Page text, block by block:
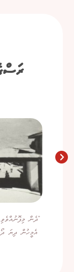
"ދެން
އެމީހުން ދިޔަ